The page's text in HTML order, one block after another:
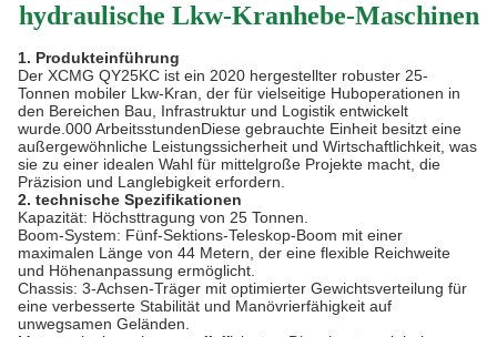
hydraulische Lkw-Kranhebe-Maschinen
1. Produkteinführung
Der XCMG QY25KC ist ein 2020 hergestellter robuster 25-
Tonnen mobiler Lkw-Kran, der für vielseitige Huboperationen in
den Bereichen Bau, Infrastruktur und Logistik entwickelt
wurde.000 ArbeitsstundenDiese gebrauchte Einheit besitzt eine
außergewöhnliche Leistungssicherheit und Wirtschaftlichkeit, was
sie zu einer idealen Wahl für mittelgroße Projekte macht, die
Präzision und Langlebigkeit erfordern.
2. technische Spezifikationen
Kapazität: Höchsttragung von 25 Tonnen.
Boom-System: Fünf-Sektions-Teleskop-Boom mit einer
maximalen Länge von 44 Metern, der eine flexible Reichweite
und Höhenanpassung ermöglicht.
Chassis: 3-Achsen-Träger mit optimierter Gewichtsverteilung für
eine verbesserte Stabilität und Manövrierfähigkeit auf
unwegsamen Geländen.